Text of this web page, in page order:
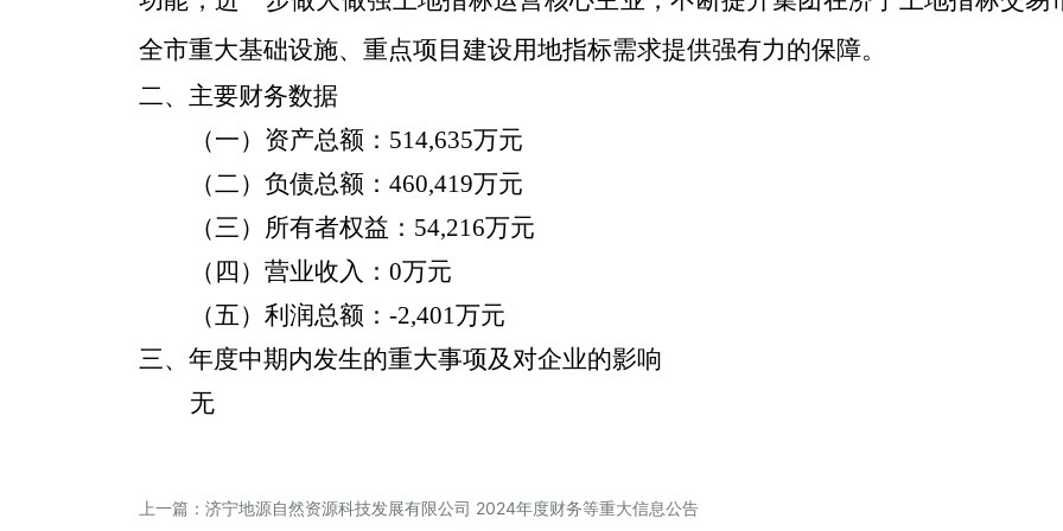
全市重大基础设施、重点项目建设用地指标需求提供强有力的保障。
二、 主要财务数据
（一）资产总额： 514,635万元
（二）负债总额： 460,419万元
（三）所有者权益： 54,216万元
（四）营业收入： 0万元
（五）利润总额： -2,401万元
三、年度中期内发生的重大事项及对企业的影响
无
上一篇： 济宁地源自然资源科技发展有限公司 2024年度财务等重大信息公告